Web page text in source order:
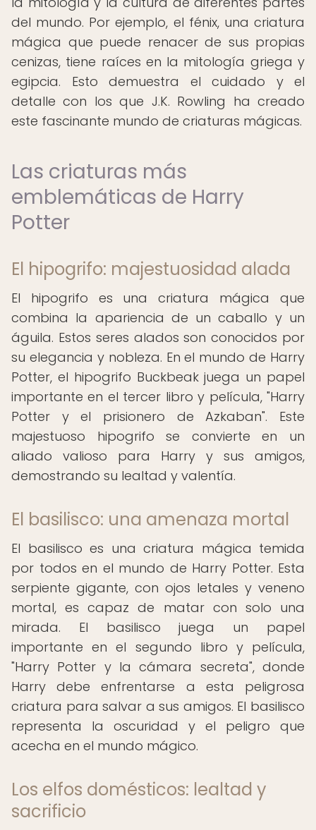
del mundo. Por ejemplo, el fénix, una criatura
mágica que puede renacer de sus propias
cenizas, tiene raíces en la mitología griega y
egipcia. Esto demuestra el cuidado y el
detalle con los que J.K. Rowling ha creado
este fascinante mundo de criaturas mágicas.
Las criaturas más
emblemáticas de Harry
Potter
El hipogrifo: majestuosidad alada
El hipogrifo es una criatura mágica que
combina la apariencia de un caballo y un
águila. Estos seres alados son conocidos por
su elegancia y nobleza. En el mundo de Harry
Potter, el hipogrifo Buckbeak juega un papel
importante en el tercer libro y película, "Harry
Potter y el prisionero de Azkaban". Este
majestuoso hipogrifo se convierte en un
aliado valioso para Harry y sus amigos,
demostrando su lealtad y valentía.
El basilisco: una amenaza mortal
El basilisco es una criatura mágica temida
por todos en el mundo de Harry Potter. Esta
serpiente gigante, con ojos letales y veneno
mortal, es capaz de matar con solo una
mirada. El basilisco juega un papel
importante en el segundo libro y película,
"Harry Potter y la cámara secreta", donde
Harry debe enfrentarse a esta peligrosa
criatura para salvar a sus amigos. El basilisco
representa la oscuridad y el peligro que
acecha en el mundo mágico.
Los elfos domésticos: lealtad y
sacrificio